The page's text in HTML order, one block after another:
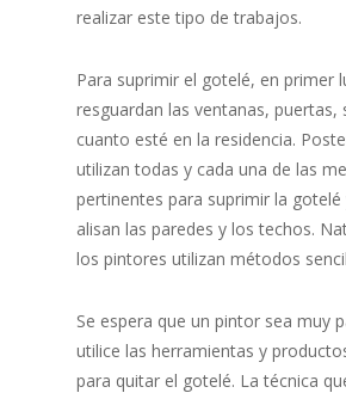
realizar este tipo de trabajos.
Para suprimir el gotelé, en primer
resguardan las ventanas, puertas,
cuanto esté en la residencia.
utilizan todas y cada una de las
pertinentes para suprimir la gotelé
alisan las paredes y los techos.
los pintores utilizan métodos
Se espera que un pintor sea muy
utilice las herramientas y
para quitar el gotelé. La técnica